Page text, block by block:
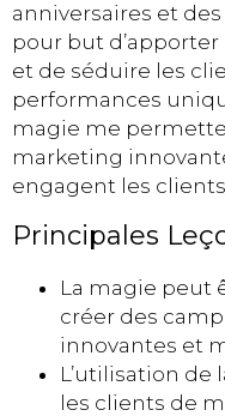
anniversaires et
pour but
et de séduire les
performances
magie me
marketing
engagent les
Principales
La magie peut
créer des
innovantes et
L’utilisation de
les clients de